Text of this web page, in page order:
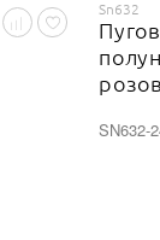
Sn632
SN632-